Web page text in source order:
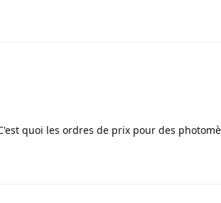
quoi les ordres de prix pour des